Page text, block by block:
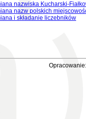
nazwiska Kucharski-
nazw polskich
i składanie liczebników